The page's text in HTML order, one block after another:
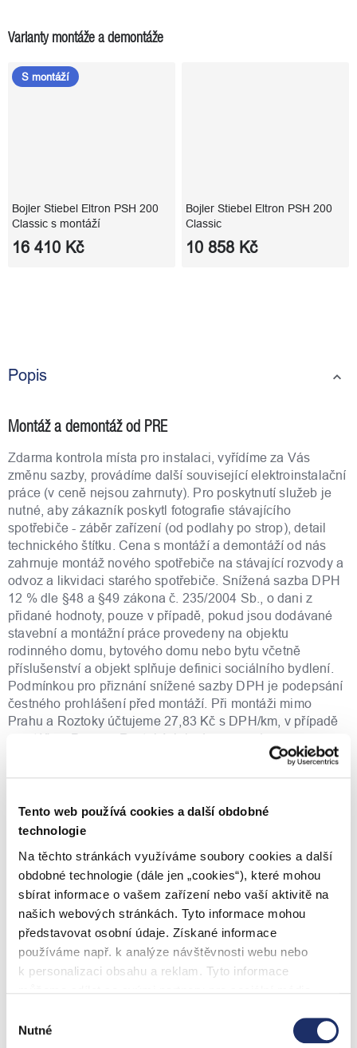
Tento web používá cookies a další obdobné
technologie
Na těchto stránkách využíváme soubory cookies a další
obdobné technologie (dále jen „cookies“), které mohou
sbírat informace o vašem zařízení nebo vaší aktivitě na
našich webových stránkách. Tyto informace mohou
představovat osobní údaje. Získané informace
používáme např. k analýze návštěvnosti webu nebo
k personalizaci obsahu a reklam. Tyto informace
s dalšími informacemi, které jste jim poskytli nebo které
souhlasu
Nutné
Varianty montáže a demontáže
S montáží
Bojler Stiebel Eltron PSH 200
Classic s montáží
16 410 Kč
Bojler Stiebel Eltron PSH 200
Classic
10 858 Kč
Popis
Montáž a demontáž od PRE
Zdarma kontrola místa pro instalaci, vyřídíme za Vás
změnu sazby, provádíme další související elektroinstalační
práce (v ceně nejsou zahrnuty). Pro poskytnutí služeb je
nutné, aby zákazník poskytl fotografie stávajícího
spotřebiče - záběr zařízení (od podlahy po strop), detail
technického štítku. Cena s montáží a demontáží od nás
zahrnuje montáž nového spotřebiče na stávající rozvody a
odvoz a likvidaci starého spotřebiče. Snížená sazba DPH
12 % dle §48 a §49 zákona č. 235/2004 Sb., o dani z
přidané hodnoty, pouze v případě, pokud jsou dodávané
stavební a montážní práce provedeny na objektu
rodinného domu, bytového domu nebo bytu včetně
příslušenství a objekt splňuje definici sociálního bydlení.
Podmínkou pro přiznání snížené sazby DPH je podepsání
čestného prohlášení před montáží. Při montáži mimo
Prahu a Roztoky účtujeme 27,83 Kč s DPH/km, v případě
montáže v Praze a Roztokách je doprava zdarma.
přidat i zboží s montáží případně demontáží.
EXPRES příplatek zahrnuje montáž nového spotřebiče do
48 hodin. Tato služba je dostupná pro vybrané bojlery
označené ve filtru jako "Expres montáž" a nelze ji zakoupit
Provedení bojleru
Příkon nástěnného zásobníku činí pouze 1,8 kW.
nádrž před korozí. Automatická ochrana před mrazem
navíc kontroluje teplotu vody a chrání nádrž před